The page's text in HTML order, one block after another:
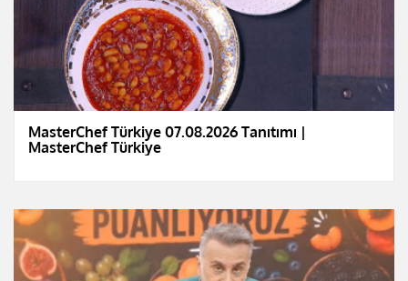
MasterChef Türkiye 07.08.2026 Tanıtımı |
MasterChef Türkiye